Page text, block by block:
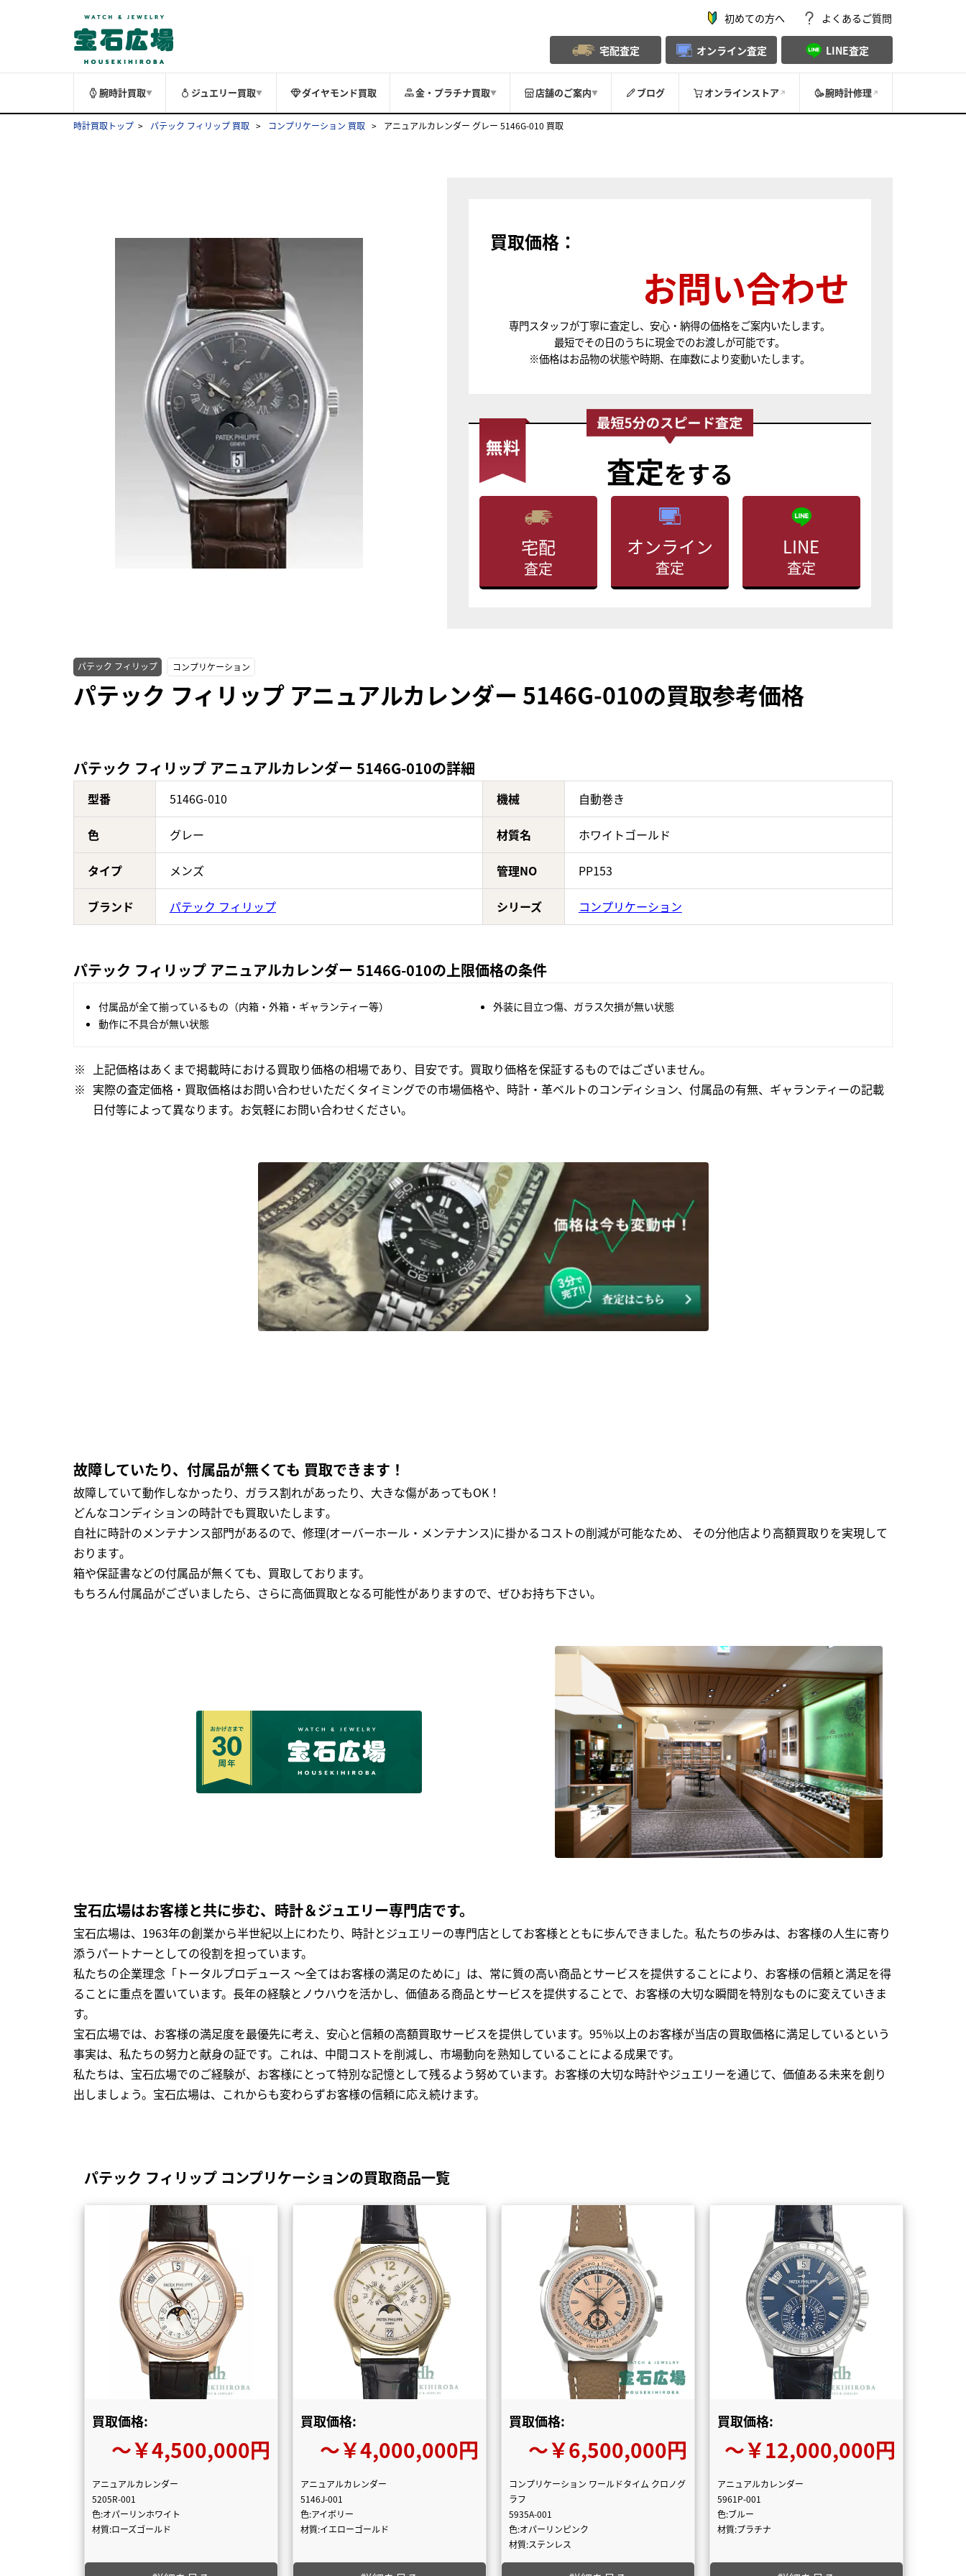
初めての方へ よくあるご質問
宅配査定 オンライン査定 LINE査定
腕時計買取▼ ジュエリー買取▼ ダイヤモンド買取 金・プラチナ買取▼ 店舗のご案内▼ ブログ オンラインストア 腕時計修理
時計買取トップ パテック フィリップ 買取 コンプリケーション 買取 アニュアルカレンダー グレー 5146G-010 買取
買取価格：
お問い合わせ
専門スタッフが丁寧に査定し、安心・納得の価格をご案内いたします。
最短でその日のうちに現金でのお渡しが可能です。
※価格はお品物の状態や時期、在庫数により変動いたします。
査定をする
宅配
査定
オンライン
査定
LINE
査定
パテック フィリップ コンプリケーション
パテック フィリップ アニュアルカレンダー 5146G-010の買取参考価格
パテック フィリップ アニュアルカレンダー 5146G-010の詳細
型番 5146G-010 機械 自動巻き
色 グレー 材質名 ホワイトゴールド
タイプ メンズ 管理NO PP153
ブランド パテック フィリップ シリーズ コンプリケーション
パテック フィリップ アニュアルカレンダー 5146G-010の上限価格の条件
付属品が全て揃っているもの（内箱・外箱・ギャランティー等）
外装に目立つ傷、ガラス欠損が無い状態
動作に不具合が無い状態
上記価格はあくまで掲載時における買取り価格の相場であり、目安です。買取り価格を保証するものではございません。
実際の査定価格・買取価格はお問い合わせいただくタイミングでの市場価格や、時計・革ベルトのコンディション、付属品の有無、ギャランティーの記載
日付等によって異なります。お気軽にお問い合わせください。
故障していたり、付属品が無くても 買取できます！
故障していて動作しなかったり、ガラス割れがあったり、大きな傷があってもOK！
どんなコンディションの時計でも買取いたします｡
自社に時計のメンテナンス部門があるので、修理(オーバーホール・メンテナンス)に掛かるコストの削減が可能なため、 その分他店より高額買取りを実現して
おります｡
箱や保証書などの付属品が無くても、買取しております。
もちろん付属品がございましたら、さらに高価買取となる可能性がありますので、ぜひお持ち下さい｡
宝石広場はお客様と共に歩む、時計＆ジュエリー専門店です。
宝石広場は、1963年の創業から半世紀以上にわたり、時計とジュエリーの専門店としてお客様とともに歩んできました。私たちの歩みは、お客様の人生に寄り
添うパートナーとしての役割を担っています。
私たちの企業理念「トータルプロデュース ～全てはお客様の満足のために」は、常に質の高い商品とサービスを提供することにより、お客様の信頼と満足を得
ることに重点を置いています。長年の経験とノウハウを活かし、価値ある商品とサービスを提供することで、お客様の大切な瞬間を特別なものに変えていきま
す。
宝石広場では、お客様の満足度を最優先に考え、安心と信頼の高額買取サービスを提供しています。95％以上のお客様が当店の買取価格に満足しているという
事実は、私たちの努力と献身の証です。これは、中間コストを削減し、市場動向を熟知していることによる成果です。
私たちは、宝石広場でのご経験が、お客様にとって特別な記憶として残るよう努めています。お客様の大切な時計やジュエリーを通じて、価値ある未来を創り
出しましょう。宝石広場は、これからも変わらずお客様の信頼に応え続けます。
パテック フィリップ コンプリケーションの買取商品一覧
買取価格:
〜￥4,500,000円
アニュアルカレンダー
5205R-001
色:オパーリンホワイト
材質:ローズゴールド
買取価格:
〜￥4,000,000円
アニュアルカレンダー
5146J-001
色:アイボリー
材質:イエローゴールド
買取価格:
〜￥6,500,000円
コンプリケーション ワールドタイム クロノグ
ラフ
5935A-001
色:オパーリンピンク
材質:ステンレス
買取価格:
〜￥12,000,000円
アニュアルカレンダー
5961P-001
色:ブルー
材質:プラチナ